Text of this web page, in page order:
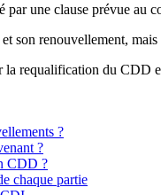
une clause prévue au
son renouvellement,
requalification du CDD
?
?
CDD ?
chaque partie